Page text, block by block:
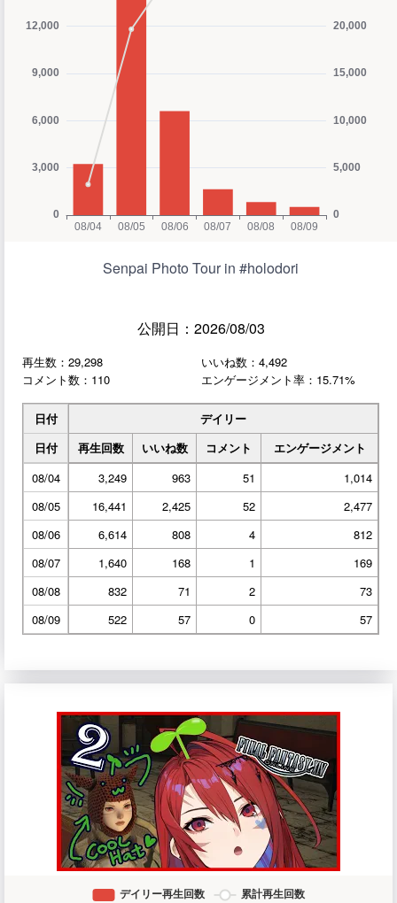
Senpai Photo Tour in #holodori
公開日：2026/08/03
再生数：29,298
いいね数：4,492
コメント数：110
エンゲージメント率：15.71%
日付
デイリー
日付
再生回数 いいね数 コメント
エンゲージメント
08/04
3,249 963 51
1,014
08/05
16,441 2,425 52
2,477
08/06
6,614 808 4
812
08/07
1,640 168 1
169
08/08
832 71 2
73
08/09
522 57 0 57